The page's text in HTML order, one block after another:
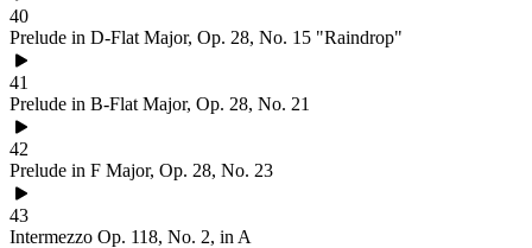
40
Prelude in D-Flat Major, Op. 28, No. 15 "Raindrop"
41
Prelude in B-Flat Major, Op. 28, No. 21
42
Prelude in F Major, Op. 28, No. 23
43
Intermezzo Op. 118, No. 2, in A